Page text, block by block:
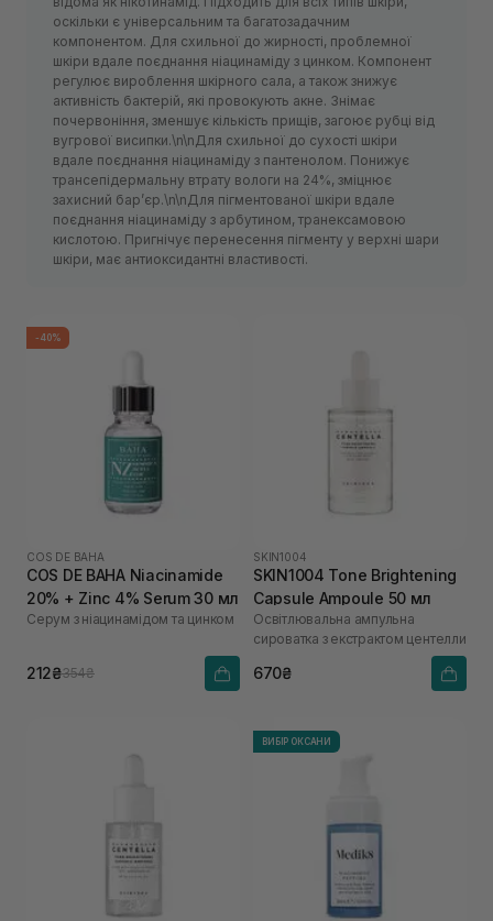
оскільки є універсальним та багатозадачним
компонентом. Для схильної до жирності, проблемної
шкіри вдале поєднання ніацинаміду з цинком. Компонент
регулює вироблення шкірного сала, а також знижує
активність бактерій, які провокують акне. Знімає
почервоніння, зменшує кількість прищів, загоює рубці від
вугрової висипки.\n\nДля схильної до сухості шкіри
вдале поєднання ніацинаміду з пантенолом. Понижує
трансепідермальну втрату вологи на 24%, зміцнює
захисний барʼєр.\n\nДля пігментованої шкіри вдале
поєднання ніацинаміду з арбутином, транексамовою
кислотою. Пригнічує перенесення пігменту у верхні шари
шкіри, має антиоксидантні властивості.
-40%
COS DE BAHA
COS DE BAHA Niacinamide
20% + Zinc 4% Serum 30 мл
Серум з ніацинамідом та цинком
212₴354₴
SKIN1004
SKIN1004 Tone Brightening
Capsule Ampoule 50 мл
Освітлювальна ампульна
сироватка з екстрактом центелли
670₴
ВИБІР ОКСАНИ